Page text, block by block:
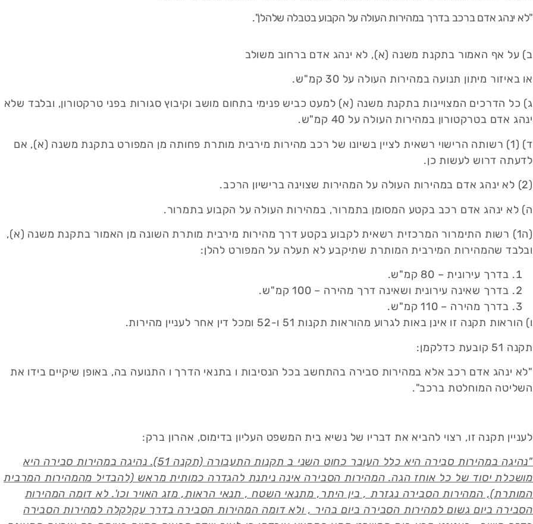
"לא ינהג אדם ברכב בדרך במהירות העולה על הקבוע בטבלה שלהלן".
ב) על אף האמור בתקנת משנה (א), לא ינהג אדם ברחוב משולב
או באיזור מיתון תנועה במהירות העולה על 30 קמ"ש.
ג) כל הדרכים המצויינות בתקנת משנה (א) למעט כביש פנימי בתחום מושב וקיבוץ סגורות בפני טרקטורון, ובלבד שלא
ינהג אדם בטרקטורון במהירות העולה על 40 קמ"ש.
ד) (1) רשותה הרישוי רשאית לציין בשיונו של רכב מהירות מירבית מותרת פחותה מן המפורט בתקנת משנה (א), אם
לדעתה דרוש לעשות כן.
(2) לא ינהג אדם במהירות העולה על המהירות שצוינה ברישיון הרכב.
ה) לא ינהג אדם רכב בקטע המסומן בתמרור, במהירות העולה על הקבוע בתמרור.
(ה1) רשות התימרור המרכזית רשאית לקבוע בקטע דרך מהירות מירבית מותרת השונה מן האמור בתקנת משנה (א),
ובלבד שהמהירות המירבית המותרת שתיקבע לא תעלה על המפורט להלן:
בדרך עירונית – 80 קמ"ש.
בדרך שאינה עירונית ושאינה דרך מהירה – 100 קמ"ש.
בדרך מהירה – 110 קמ"ש.
ו) הוראות תקנה זו אינן באות לגרוע מהוראות תקנות 51 ו-52 ומכל דין אחר לעניין מהירות.
תקנה 51 קובעת כדלקמן:
"לא ינהג אדם רכב אלא במהירות סבירה בהתחשב בכל הנסיבות ו בתנאי הדרך ו התנועה בה, באופן שיקיים בידו את
השליטה המוחלטת ברכב".
לעניין תקנה זו, רצוי להביא את דבריו של נשיא בית המשפט העליון בדימוס, אהרון ברק:
"נהיגה במהירות סבירה היא כלל העובר כחוט השני ב תקנות התעבורה (תקנה 51). נהיגה במהירות סבירה היא
מושכלת יסוד של כל אוחז הגה. המהירות הסבירה אינה ניתנת להגדרה כמותית מראש (להבדיל מהמהירות המרבית
המותרת), המהירות הסבירה נגזרת , בין היתר, מתנאי השטח , תנאי הראות, מזג האויר וכו'. לא דומה המהירות
הסבירה ביום גשום למהירות הסבירה ביום בהיר , ולא דומה המהירות הסבירה בדרך עקלקלה למהירות הסבירה